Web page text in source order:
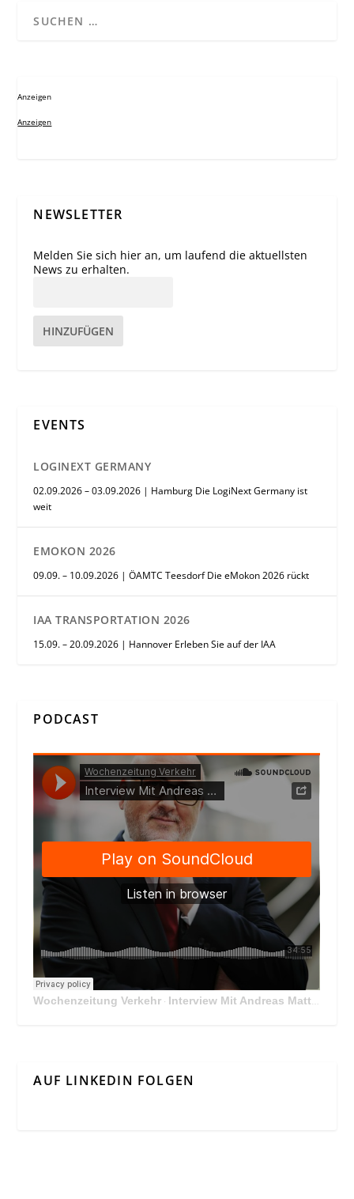
Anzeigen
Anzeigen
NEWSLETTER
Melden Sie sich hier an, um laufend die aktuellsten
News zu erhalten.
HINZUFÜGEN
EVENTS
LOGINEXT GERMANY
02.09.2026 – 03.09.2026 | Hamburg Die LogiNext Germany ist
weit
EMOKON 2026
09.09. – 10.09.2026 | ÖAMTC Teesdorf Die eMokon 2026 rückt
IAA TRANSPORTATION 2026
15.09. – 20.09.2026 | Hannover Erleben Sie auf der IAA
PODCAST
Wochenzeitung Verkehr · Interview Mit Andreas Matthä, CEO der ÖBB Holding
AUF LINKEDIN FOLGEN